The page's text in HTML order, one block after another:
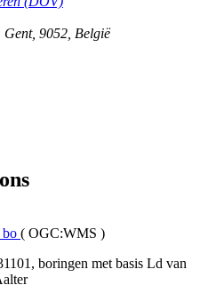
Gent, 9052, België
( OGC:WMS )
boringen met basis Ld van